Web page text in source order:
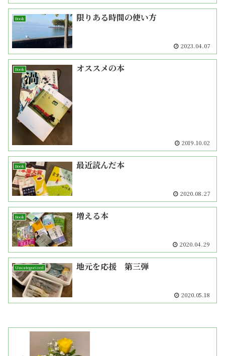
Book 限りある時間の使い方
2023.04.07
Book オススメの本
2019.10.02
Book 最近読んだ本
2020.08.27
Book 増える本
2020.04.29
Uncategorized 地元を応援 第三弾
2020.05.18